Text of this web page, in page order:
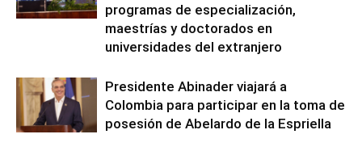
programas de especialización,
maestrías y doctorados en
universidades del extranjero
Presidente Abinader viajará a
Colombia para participar en la toma de
posesión de Abelardo de la Espriella